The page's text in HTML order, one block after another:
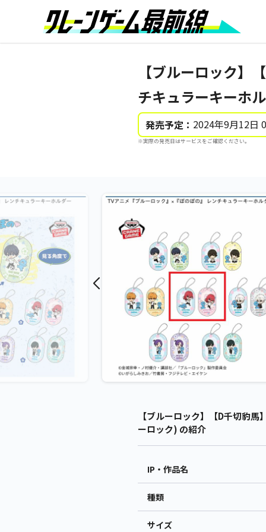
【ブルーロック
チキュラーキーホ
発売予定： 2024年9月12日
※実際の発売日はサービスをご確認ください。
【ブルーロック】【D千切豹
ーロック) の紹介
IP・作品名
種類
サイズ